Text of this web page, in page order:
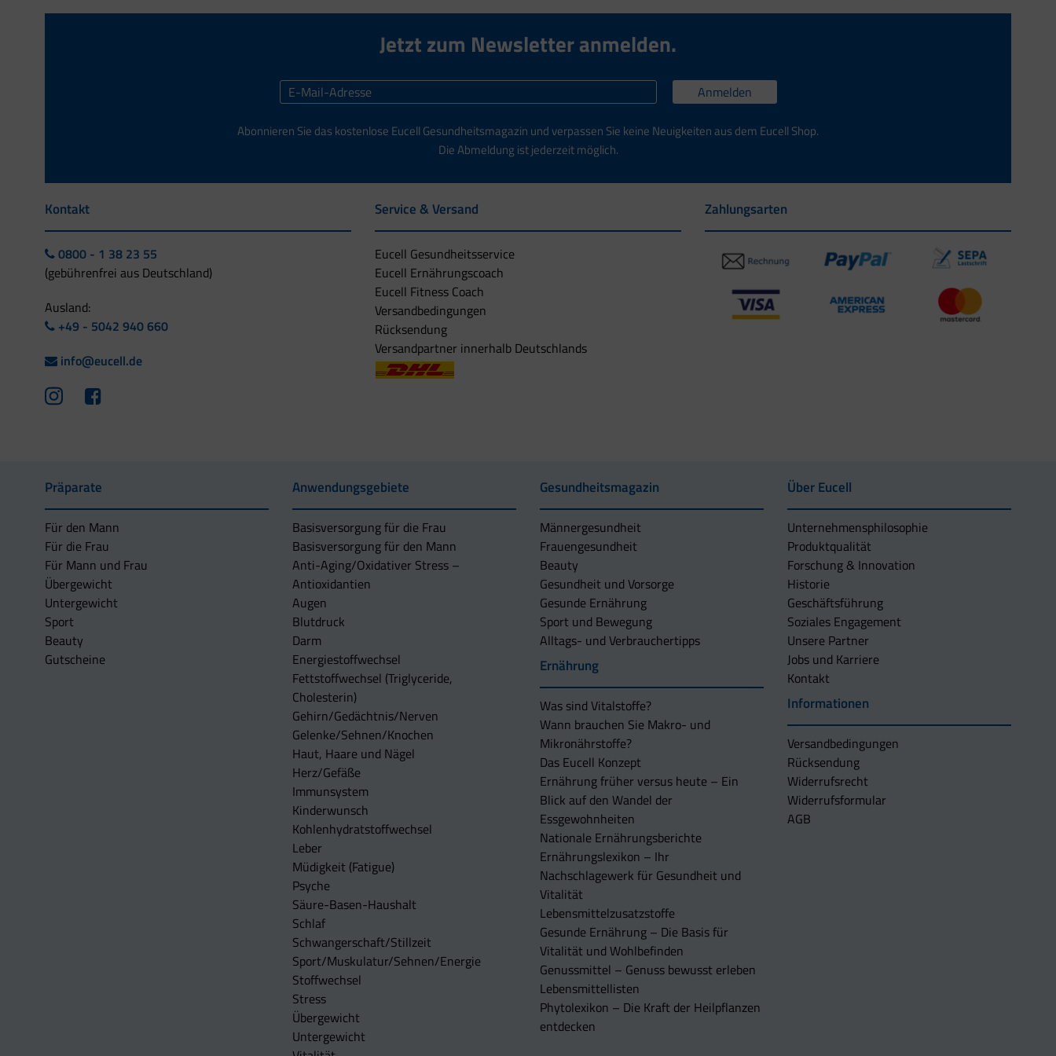
Jetzt zum Newsletter anmelden.
Anmelden
Abonnieren Sie das kostenlose Eucell Gesundheitsmagazin und verpassen Sie keine Neuigkeiten aus dem Eucell Shop.
Die Abmeldung ist jederzeit möglich.
Kontakt
0800 - 1 38 23 55
(gebührenfrei aus Deutschland)
Ausland:
+49 - 5042 940 660
info@eucell.de
Service & Versand
Eucell Gesundheitsservice
Eucell Ernährungscoach
Eucell Fitness Coach
Versandbedingungen
Rücksendung
Versandpartner innerhalb Deutschlands
Zahlungsarten
Präparate
Für den Mann
Für die Frau
Für Mann und Frau
Übergewicht
Untergewicht
Sport
Beauty
Gutscheine
Anwendungsgebiete
Basisversorgung für die Frau
Basisversorgung für den Mann
Anti-Aging/Oxidativer Stress –
Antioxidantien
Augen
Blutdruck
Darm
Energiestoffwechsel
Fettstoffwechsel (Triglyceride,
Cholesterin)
Gehirn/Gedächtnis/Nerven
Gelenke/Sehnen/Knochen
Haut, Haare und Nägel
Herz/Gefäße
Immunsystem
Kinderwunsch
Kohlenhydratstoffwechsel
Leber
Müdigkeit (Fatigue)
Psyche
Säure-Basen-Haushalt
Schlaf
Schwangerschaft/Stillzeit
Sport/Muskulatur/Sehnen/Energie
Stoffwechsel
Stress
Übergewicht
Untergewicht
Gesundheitsmagazin
Männergesundheit
Frauengesundheit
Beauty
Gesundheit und Vorsorge
Gesunde Ernährung
Sport und Bewegung
Alltags- und Verbrauchertipps
Ernährung
Was sind Vitalstoffe?
Wann brauchen Sie Makro- und
Mikronährstoffe?
Das Eucell Konzept
Ernährung früher versus heute – Ein
Blick auf den Wandel der
Essgewohnheiten
Nationale Ernährungsberichte
Ernährungslexikon – Ihr
Nachschlagewerk für Gesundheit und
Vitalität
Lebensmittelzusatzstoffe
Gesunde Ernährung – Die Basis für
Vitalität und Wohlbefinden
Genussmittel – Genuss bewusst erleben
Lebensmittellisten
Phytolexikon – Die Kraft der Heilpflanzen
entdecken
Über Eucell
Unternehmens­philosophie
Produktqualität
Forschung & Innovation
Historie
Geschäftsführung
Soziales Engagement
Unsere Partner
Jobs und Karriere
Kontakt
Informationen
Versandbedingungen
Rücksendung
Widerrufsrecht
Widerrufsformular
AGB